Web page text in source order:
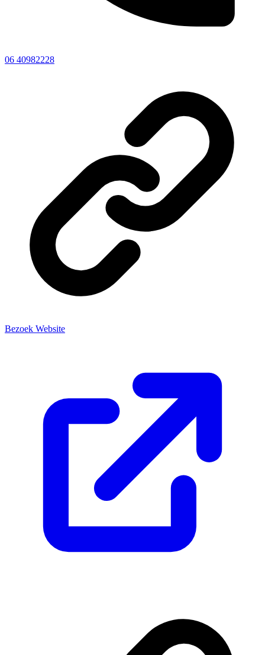
06 40982228
Bezoek Website